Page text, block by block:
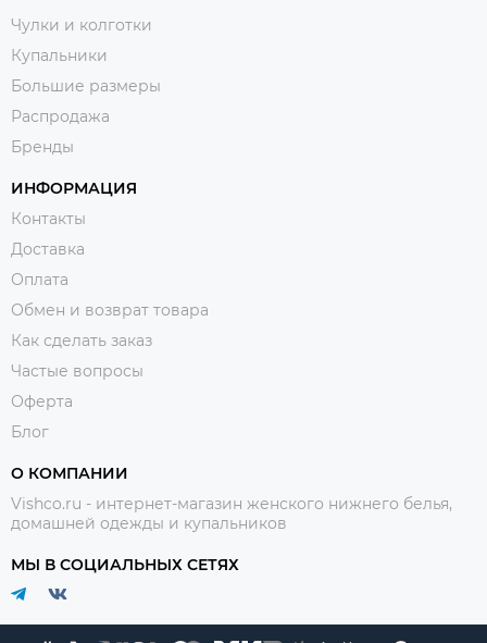
Чулки и колготки
Купальники
Большие размеры
Распродажа
Бренды
ИНФОРМАЦИЯ
Контакты
Доставка
Оплата
Обмен и возврат товара
Как сделать заказ
Частые вопросы
Оферта
Блог
О КОМПАНИИ
Vishco.ru - интернет-магазин женского нижнего белья,
домашней одежды и купальников
МЫ В СОЦИАЛЬНЫХ СЕТЯХ